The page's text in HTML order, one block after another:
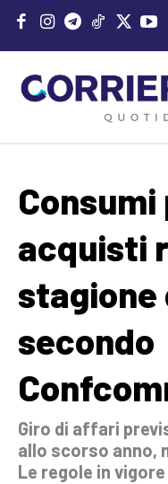
acquisti
stagione
secondo
Giro di affari
allo scorso anno,
Le regole in